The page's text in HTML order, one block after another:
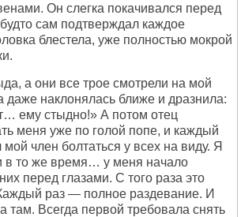
Он слегка покачивался перед
сам подтверждал каждое
блестела, уже полностью мокрой
а они все трое смотрели на мой
даже наклонялась ближе и дразнила:
ему стыдно!» А потом отец
меня уже по голой попе, и каждый
член болтаться у всех на виду. Я
в то же время… у меня начало
перед глазами. С того раза это
раз — полное раздевание. И
там. Всегда первой требовала снять